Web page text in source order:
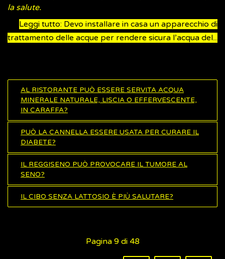
la salute.
Leggi tutto: Devo installare in casa un apparecchio di
trattamento delle acque per rendere sicura l’acqua del...
AL RISTORANTE PUÒ ESSERE SERVITA ACQUA
MINERALE NATURALE, LISCIA O EFFERVESCENTE,
IN CARAFFA?
PUÒ LA CANNELLA ESSERE USATA PER CURARE IL
DIABETE?
IL REGGISENO PUÒ PROVOCARE IL TUMORE AL
SENO?
IL CIBO SENZA LATTOSIO È PIÙ SALUTARE?
Pagina 9 di 48